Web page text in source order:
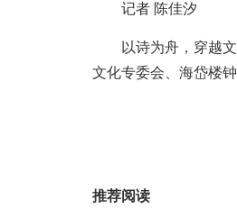
记者 陈佳汐
以诗为舟，穿越文
文化专委会、海岱楼
推荐阅读